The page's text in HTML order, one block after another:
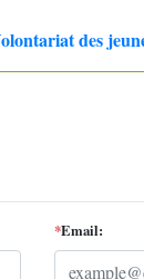
des
*Email: